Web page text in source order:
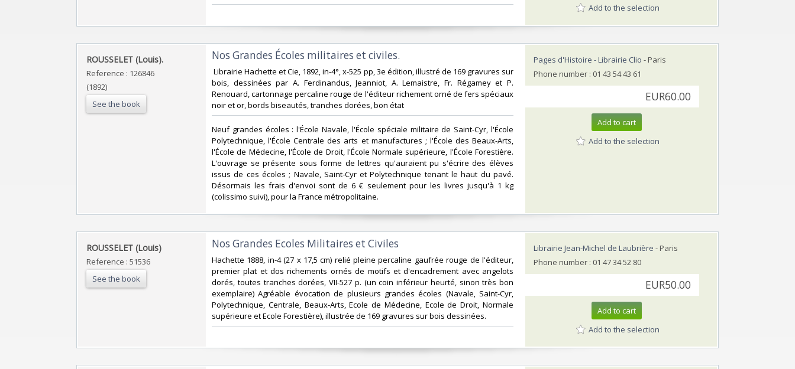
Add to the selection
‎ROUSSELET (Louis).‎
Reference : 126846
(1892)
See the book
‎Nos Grandes Écoles militaires et civiles.‎
‎ Librairie Hachette et Cie, 1892, in-4°, x-525 pp, 3e édition, illustré de 169 gravures sur
bois, dessinées par A. Ferdinandus, Jeanniot, A. Lemaistre, Fr. Régamey et P.
Renouard, cartonnage percaline rouge de l'éditeur richement orné de fers spéciaux
noir et or, bords biseautés, tranches dorées, bon état‎
‎Neuf grandes écoles : l'École Navale, l'École spéciale militaire de Saint-Cyr, l'École
Polytechnique, l'École Centrale des arts et manufactures ; l'École des Beaux-Arts,
l'École de Médecine, l'École de Droit, l'École Normale supérieure, l'École Forestière.
L'ouvrage se présente sous forme de lettres qu'auraient pu s'écrire des élèves
issus de ces écoles ; Navale, Saint-Cyr et Polytechnique tenant le haut du pavé.
Désormais les frais d'envoi sont de 6 € seulement pour les livres jusqu'à 1 kg
(colissimo suivi), pour la France métropolitaine.‎
Pages d'Histoire - Librairie Clio - Paris
Phone number : 01 43 54 43 61
EUR60.00
Add to cart
Add to the selection
‎ROUSSELET (Louis)‎
Reference : 51536
See the book
‎Nos Grandes Ecoles Militaires et Civiles‎
‎Hachette 1888, in-4 (27 x 17,5 cm) relié pleine percaline gaufrée rouge de l'éditeur,
premier plat et dos richements ornés de motifs et d'encadrement avec angelots
dorés, toutes tranches dorées, VII-527 p. (un coin inférieur heurté, sinon très bon
exemplaire) Agréable évocation de plusieurs grandes écoles (Navale, Saint-Cyr,
Polytechnique, Centrale, Beaux-Arts, Ecole de Médecine, Ecole de Droit, Normale
supérieure et Ecole Forestière), illustrée de 169 gravures sur bois dessinées.‎
Librairie Jean-Michel de Laubrière - Paris
Phone number : 01 47 34 52 80
EUR50.00
Add to cart
Add to the selection